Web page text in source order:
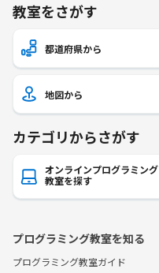
教室をさがす
都道府県から
地図から
カテゴリからさがす
オンラインプログラミング
教室を探す
プログラミング教室を知る
プログラミング教室ガイド